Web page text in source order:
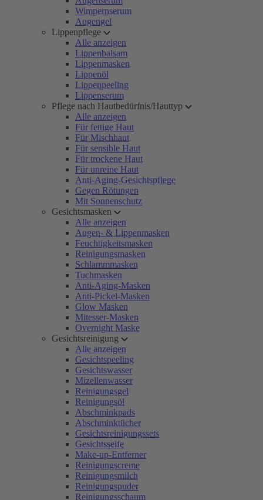
Wimpernserum
Augengel
Lippenpflege
Alle anzeigen
Lippenbalsam
Lippenmasken
Lippenöl
Lippenpeeling
Lippenserum
Pflege nach Hautbedürfnis/Hauttyp
Alle anzeigen
Für fettige Haut
Für Mischhaut
Für sensible Haut
Für trockene Haut
Für unreine Haut
Anti-Aging-Gesichtspflege
Gegen Rötungen
Mit Sonnenschutz
Gesichtsmasken
Alle anzeigen
Augen- & Lippenmasken
Feuchtigkeitsmasken
Reinigungsmasken
Schlammmasken
Tuchmasken
Anti-Aging-Masken
Anti-Pickel-Masken
Glow Masken
Mitesser-Masken
Overnight Maske
Gesichtsreinigung
Alle anzeigen
Gesichtspeeling
Gesichtswasser
Mizellenwasser
Reinigungsgel
Reinigungsöl
Abschminkpads
Abschminktücher
Gesichtsreinigungssets
Gesichtsseife
Make-up-Entferner
Reinigungscreme
Reinigungsmilch
Reinigungspuder
Reinigungsschaum